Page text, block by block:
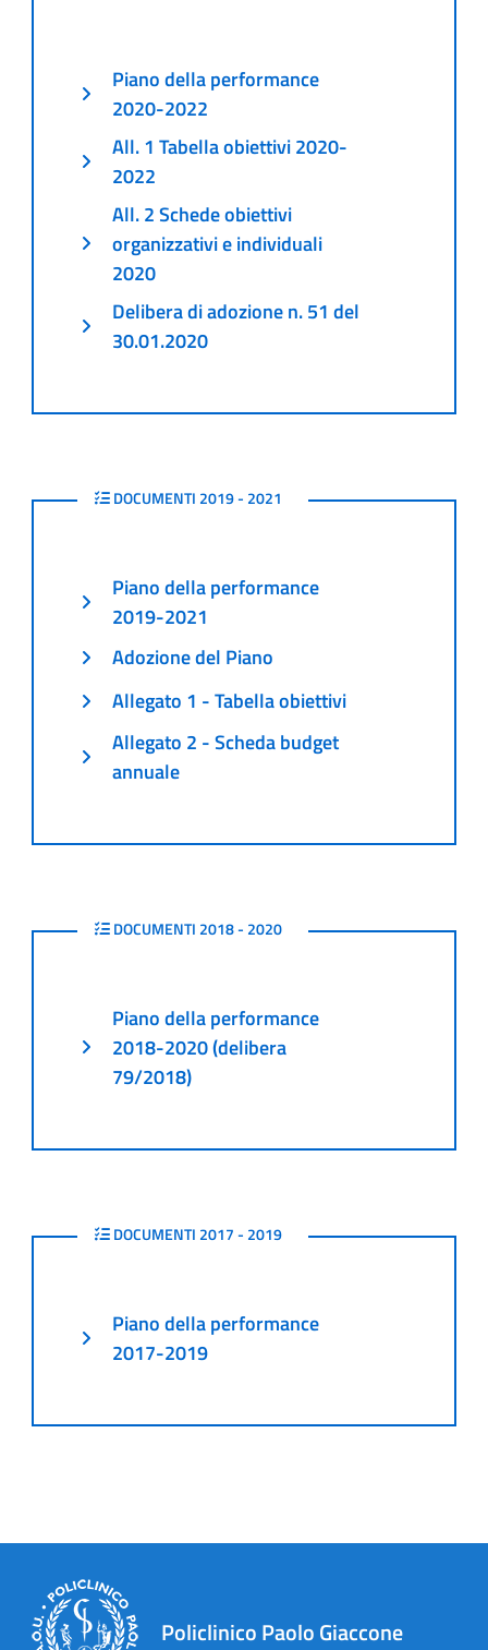
Piano della performance
2020-2022
All. 1 Tabella obiettivi 2020-
2022
All. 2 Schede obiettivi
organizzativi e individuali
2020
Delibera di adozione n. 51 del
30.01.2020
2019 - 2021
DOCUMENTI 2019 - 2021
Piano della performance
2019-2021
Adozione del Piano
Allegato 1 - Tabella obiettivi
Allegato 2 - Scheda budget
annuale
2018 - 2020
DOCUMENTI 2018 - 2020
Piano della performance
2018-2020 (delibera
79/2018)
2017 - 2019
DOCUMENTI 2017 - 2019
Piano della performance
2017-2019
Policlinico Paolo Giaccone